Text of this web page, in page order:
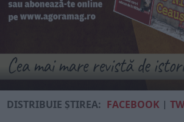
DISTRIBUIE ȘTIREA: FACEBOOK |